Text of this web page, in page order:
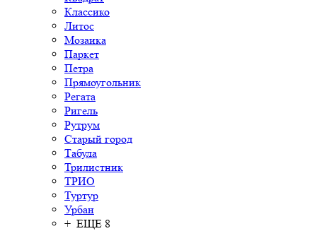
Классико
Литос
Мозаика
Паркет
Петра
Прямоугольник
Регата
Ригель
Рутрум
Старый город
Табула
Трилистник
ТРИО
Туртур
Урбан
+ ЕЩЕ 8